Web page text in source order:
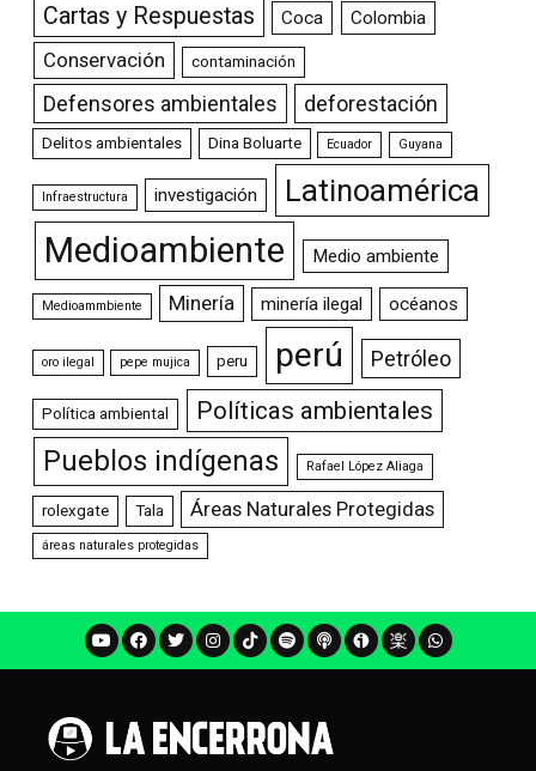
Cartas y Respuestas Coca Colombia
Conservación contaminación
Defensores ambientales deforestación
Delitos ambientales Dina Boluarte Ecuador Guyana
Infraestructura investigación Latinoamérica
Medioambiente Medio ambiente
Medioammbiente Minería minería ilegal océanos
oro ilegal pepe mujica peru perú Petróleo
Política ambiental Políticas ambientales
Pueblos indígenas Rafael López Aliaga
rolexgate Tala Áreas Naturales Protegidas
áreas naturales protegidas